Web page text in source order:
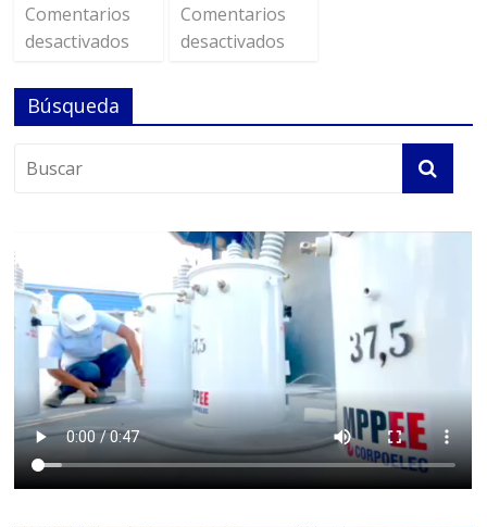
Comentarios
desactivados
Comentarios
desactivados
Búsqueda